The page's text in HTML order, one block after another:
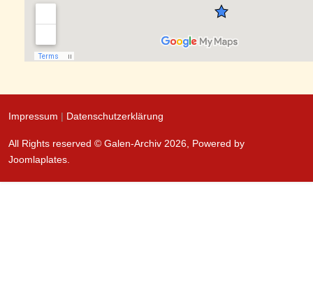
Impressum | Datenschutzerklärung
All Rights reserved © Galen-Archiv 2026, Powered by
Joomlaplates